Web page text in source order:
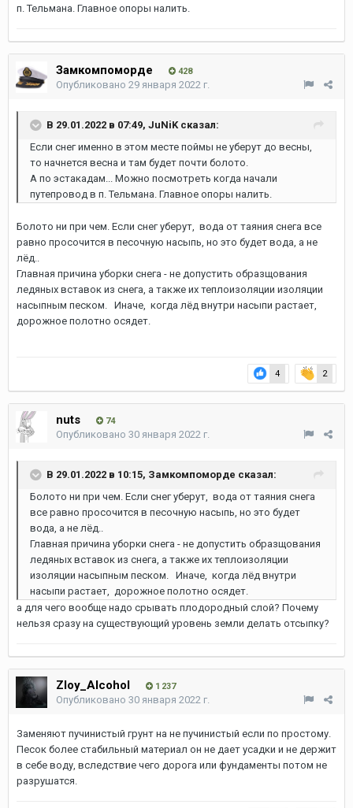
п. Тельмана. Главное опоры налить.
Замкомпоморде 428
Опубликовано 29 января 2022 г.
В 29.01.2022 в 07:49, JuNiK сказал:
Если снег именно в этом месте поймы не уберут до весны,
то начнется весна и там будет почти болото.
А по эстакадам... Можно посмотреть когда начали
путепровод в п. Тельмана. Главное опоры налить.
Болото ни при чем. Если снег уберут, вода от таяния снега все
равно просочится в песочную насыпь, но это будет вода, а не
лёд..
Главная причина уборки снега - не допустить образщования
ледяных вставок из снега, а также их теплоизоляции изоляции
насыпным песком. Иначе, когда лёд внутри насыпи растает,
дорожное полотно осядет.
4 2
nuts 74
Опубликовано 30 января 2022 г.
В 29.01.2022 в 10:15, Замкомпоморде сказал:
Болото ни при чем. Если снег уберут, вода от таяния снега
все равно просочится в песочную насыпь, но это будет
вода, а не лёд..
Главная причина уборки снега - не допустить образщования
ледяных вставок из снега, а также их теплоизоляции
изоляции насыпным песком. Иначе, когда лёд внутри
насыпи растает, дорожное полотно осядет.
а для чего вообще надо срывать плодородный слой? Почему
нельзя сразу на существующий уровень земли делать отсыпку?
Zloy_Alcohol 1 237
Опубликовано 30 января 2022 г.
Заменяют пучинистый грунт на не пучинистый если по простому.
Песок более стабильный материал он не дает усадки и не держит
в себе воду, вследствие чего дорога или фундаменты потом не
разрушатся.